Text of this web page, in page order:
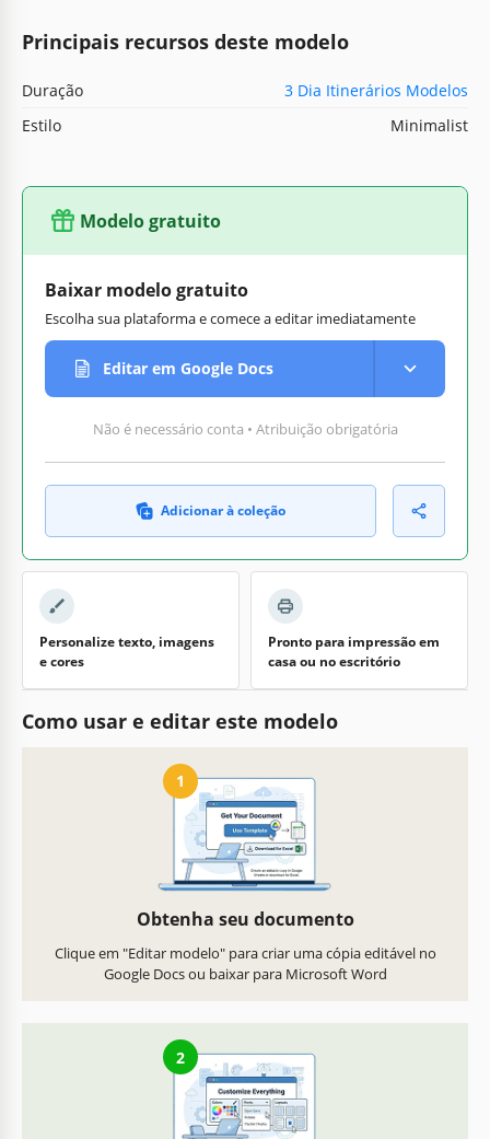
Principais recursos deste modelo
Duração
3 Dia Itinerários Modelos
Estilo
Minimalist
Modelo gratuito
Baixar modelo gratuito
Escolha sua plataforma e comece a editar imediatamente
Editar em Google Docs
Não é necessário conta • Atribuição obrigatória
Adicionar à coleção
Personalize texto, imagens
e cores
Pronto para impressão em
casa ou no escritório
Como usar e editar este modelo
1
Obtenha seu documento
Clique em "Editar modelo" para criar uma cópia editável no
Google Docs ou baixar para Microsoft Word
2